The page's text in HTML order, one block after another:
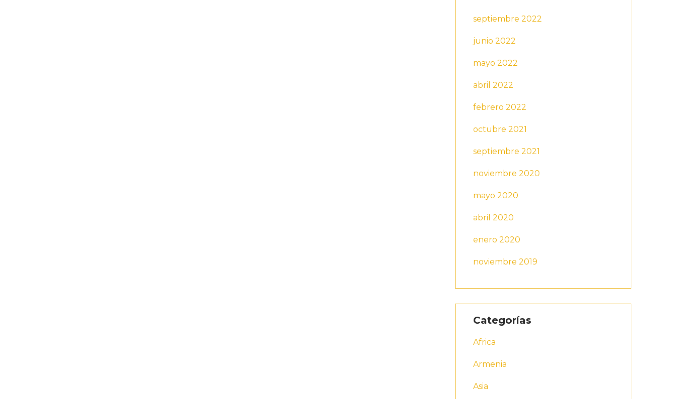
septiembre 2022
junio 2022
mayo 2022
abril 2022
febrero 2022
octubre 2021
septiembre 2021
noviembre 2020
mayo 2020
abril 2020
enero 2020
noviembre 2019
Categorías
Africa
Armenia
Asia